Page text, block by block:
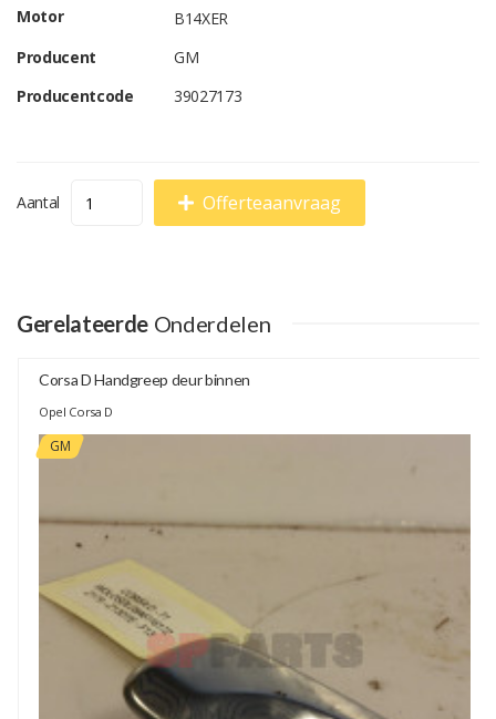
Motor
B14XER
Producent
GM
Producentcode
39027173
Aantal Offerteaanvraag
Gerelateerde Onderdelen
Corsa D Handgreep deur binnen
Opel Corsa D
GM